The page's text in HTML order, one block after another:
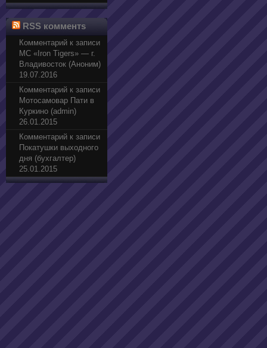
RSS комментs
Комментарий к записи
МС «Iron Tigers» — г.
Владивосток (Аноним)
19.07.2016
Комментарий к записи
Мотосамовар Пати в
Куркино (admin)
26.01.2015
Комментарий к записи
Покатушки выходного
дня (бухгалтер)
25.01.2015